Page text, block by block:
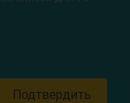
Подтвердить